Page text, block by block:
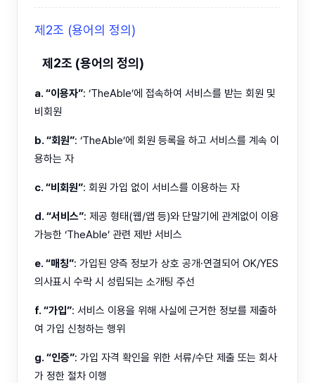
제2조 (용어의 정의)
제2조 (용어의 정의)
a. “이용자”: ‘TheAble’에 접속하여 서비스를 받는 회원 및
비회원
b. “회원”: ‘TheAble’에 회원 등록을 하고 서비스를 계속 이
용하는 자
c. “비회원”: 회원 가입 없이 서비스를 이용하는 자
d. “서비스”: 제공 형태(웹/앱 등)와 단말기에 관계없이 이용
가능한 ‘TheAble’ 관련 제반 서비스
e. “매칭”: 가입된 양측 정보가 상호 공개·연결되어 OK/YES
의사표시 수락 시 성립되는 소개팅 주선
f. “가입”: 서비스 이용을 위해 사실에 근거한 정보를 제출하
여 가입 신청하는 행위
g. “인증”: 가입 자격 확인을 위한 서류/수단 제출 또는 회사
가 정한 절차 이행